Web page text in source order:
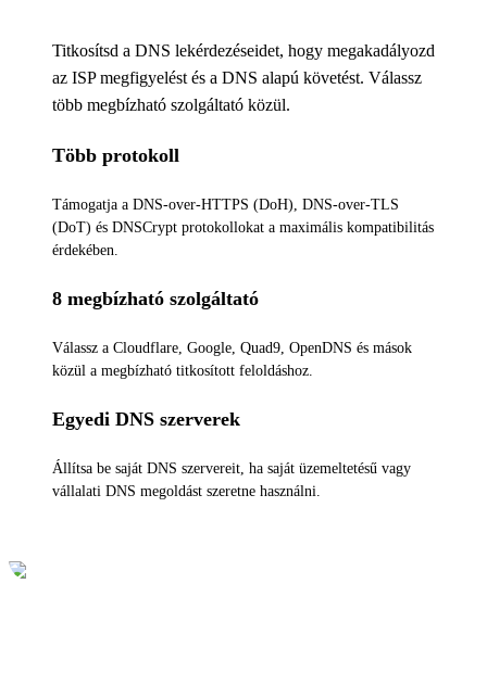
Titkosítsd a DNS lekérdezéseidet, hogy megakadályozd
az ISP megfigyelést és a DNS alapú követést. Válassz
több megbízható szolgáltató közül.
Több protokoll
Támogatja a DNS-over-HTTPS (DoH), DNS-over-TLS
(DoT) és DNSCrypt protokollokat a maximális kompatibilitás
érdekében.
8 megbízható szolgáltató
Válassz a Cloudflare, Google, Quad9, OpenDNS és mások
közül a megbízható titkosított feloldáshoz.
Egyedi DNS szerverek
Állítsa be saját DNS szervereit, ha saját üzemeltetésű vagy
vállalati DNS megoldást szeretne használni.